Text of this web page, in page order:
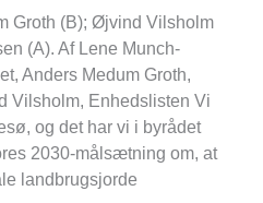
Groth (B); Øjvind Vilsholm
(A). Af Lene Munch-
Anders Medum Groth,
Vilsholm, Enhedslisten Vi
og det har vi i byrådet
2030-målsætning om, at
landbrugsjorde